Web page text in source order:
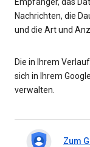
Empfänger, das
Nachrichten, die
und die Art und
Die in Ihrem
sich in Ihrem
verwalten.
Zum